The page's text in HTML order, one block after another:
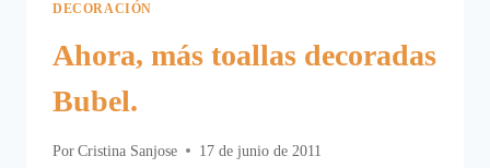
DECORACIÓN
Ahora, más toallas decoradas
Bubel.
Por Cristina Sanjose 17 de junio de 2011